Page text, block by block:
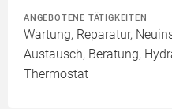
ANGEBOTENE TÄTIGKEITEN
Wartung, Reparatur,
Austausch, Beratung,
Thermostat